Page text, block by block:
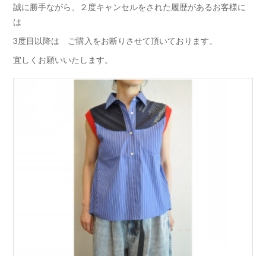
誠に勝手ながら、２度キャンセルをされた履歴があるお客様に
は
3度目以降は ご購入をお断りさせて頂いております。
宜しくお願いいたします。